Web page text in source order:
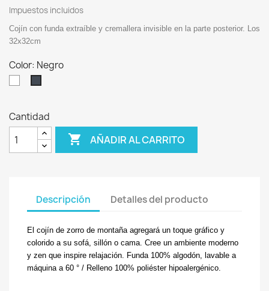
Impuestos incluidos
Cojín con funda extraíble y cremallera invisible en la parte posterior. Los
32x32cm
Color: Negro
Cantidad
 AÑADIR AL CARRITO
Descripción Detalles del producto
El cojín de zorro de montaña agregará un toque gráfico y
colorido a su sofá, sillón o cama. Cree un ambiente moderno
y zen que inspire relajación. Funda 100% algodón, lavable a
máquina a 60 ° / Relleno 100% poliéster hipoalergénico.